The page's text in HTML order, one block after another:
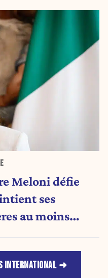
Meloni défie
ses
au moins
INTERNATIONAL